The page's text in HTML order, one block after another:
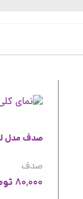
صدف مدل لپه
صدف
80,000